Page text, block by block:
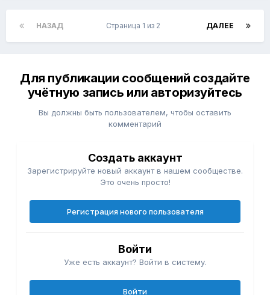
НАЗАД ДАЛЕЕ
Страница 1 из 2
Для публикации сообщений создайте
учётную запись или авторизуйтесь
Вы должны быть пользователем, чтобы оставить
комментарий
Создать аккаунт
Зарегистрируйте новый аккаунт в нашем сообществе.
Это очень просто!
Регистрация нового пользователя
Войти
Уже есть аккаунт? Войти в систему.
Войти